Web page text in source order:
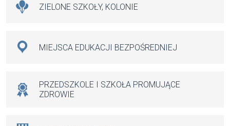
ZIELONE SZKOŁY, KOLONIE
MIEJSCA EDUKACJI BEZPOŚREDNIEJ
PRZEDSZKOLE I SZKOŁA PROMUJĄCE
ZDROWIE